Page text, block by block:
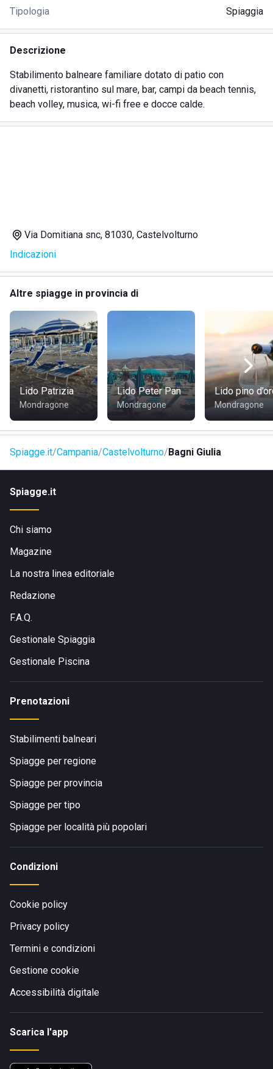
Tipologia Spiaggia
Descrizione
Stabilimento balneare familiare dotato di patio con
divanetti, ristorantino sul mare, bar, campi da beach tennis,
beach volley, musica, wi-fi free e docce calde.
Via Domitiana snc, 81030, Castelvolturno
Indicazioni
Altre spiagge in provincia di
Lido Patrizia
Mondragone
Lido Peter Pan
Mondragone
Lido pino
Mondragone
Spiagge.it Campania Castelvolturno Bagni Giulia
Spiagge.it
Chi siamo
Magazine
La nostra linea editoriale
Redazione
F.A.Q.
Gestionale Spiaggia
Gestionale Piscina
Prenotazioni
Stabilimenti balneari
Spiagge per regione
Spiagge per provincia
Spiagge per tipo
Spiagge per località più popolari
Condizioni
Cookie policy
Privacy policy
Termini e condizioni
Gestione cookie
Accessibilità digitale
Scarica l'app